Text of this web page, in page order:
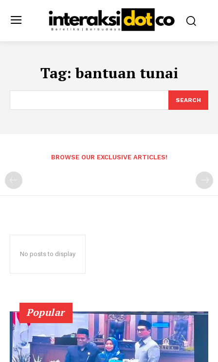
Tag:bantuan tunai
SEARCH
BROWSE OUR EXCLUSIVE ARTICLES!
No posts to display
Popular